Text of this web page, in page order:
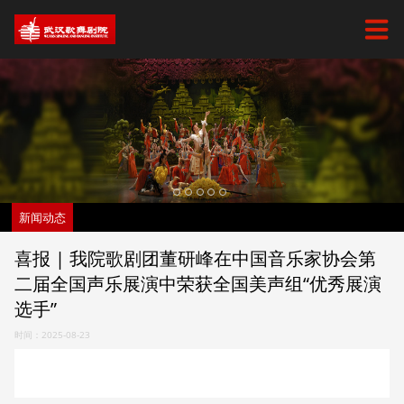
新闻动态
喜报 | 我院歌剧团董研峰在中国音乐家协会第
二届全国声乐展演中荣获全国美声组“优秀展演
选手”
时间：2025-08-23